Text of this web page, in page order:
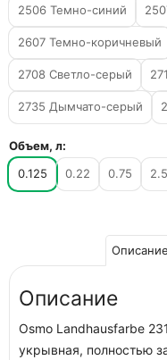
2506 Темно-синий
2607 Темно-коричневый
2708 Светло-серый
2735 Дымчато-серый
Объем, л:
0.125
0.22 0.75 2.5
Описание
Описание
Osmo Landhausfarbe
укрывная, полностью